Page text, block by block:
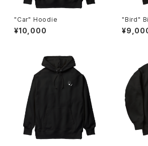
"Car" Hoodie
¥10,000
"Bird"